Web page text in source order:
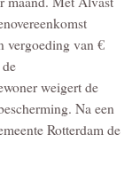
vergoeding van €
weigert de
Na een
Rotterdam de